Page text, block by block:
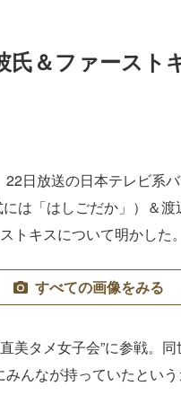
＆ファースト
22日放送の日本テレビ系
は「はしごだか」）＆
トキスについて明かした。
すべての画像をみる
美タメ女子会”に参戦。
んなが持っていたという